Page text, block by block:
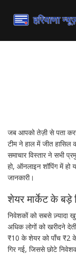
जब आपको तेज़ी से पता
टीम ने हाल में जीत हासिल
समाचार विस्तार ने सभी
हो, ऑनलाइन शॉपिंग में हो
जानकारी।
शेयर मार्केट के बड़े
निवेशकों को सबसे ज़्यादा
अधिक लोगों को खरीदने
₹10 के शेयर को पाँच ₹2
गिर गई, जिससे छोटे